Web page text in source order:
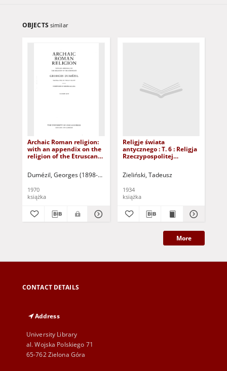
OBJECTS similar
Archaic Roman religion:
with an appendix on the
religion of the Etruscans:
tylko dla osób z
Dumézil, Georges (1898-1986) Eliade, Mircea (1907-1986) - przedm.
1970
książka
Religje świata
antycznego : T. 6 : Religja
Rzeczypospolitej
Zieliński, Tadeusz
1934
książka
More
CONTACT DETAILS
Address
University Library
al. Wojska Polskiego 71
65-762 Zielona Góra